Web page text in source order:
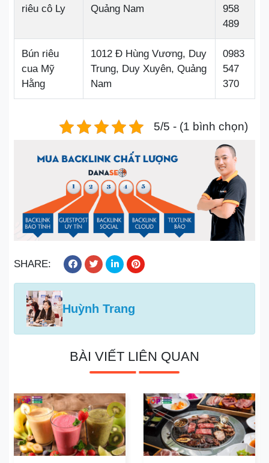
riêu cô Ly
Quảng Nam
958
489
Bún riêu
cua Mỹ
Hằng
1012 Đ Hùng Vương, Duy
Trung, Duy Xuyên, Quảng
Nam
0983
547
370
5/5 - (1 bình chọn)
SHARE:
Huỳnh Trang
BÀI VIẾT LIÊN QUAN